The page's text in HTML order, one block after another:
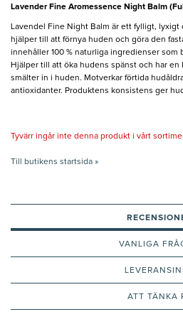
Lavender Fine Aromessence Night Balm
Lavendel Fine Night Balm är ett fylligt, lyxigt
hjälper till att förnya huden och göra den
innehåller 100 % naturliga ingredienser som
Hjälper till att öka hudens spänst och har
smälter in i huden. Motverkar förtida
antioxidanter. Produktens konsistens ger
Tyvärr ingår inte denna produkt i vårt
Till butikens startsida »
VANLIGA
ATT TÄNKA